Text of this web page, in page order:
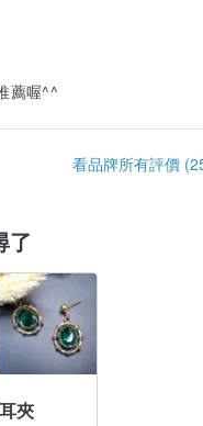
薦喔^^
看品牌所有評價
了
夾